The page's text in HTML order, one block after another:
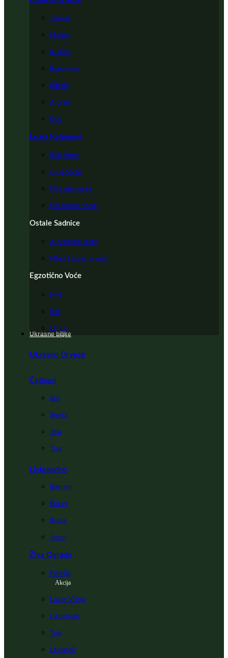
Jagode
Maline
Kupine
Borovnice
Ribizle
Aronija
Dud
Lozni Kalemovi
Bele Sorte
Crne Sorte
Hibridne sorte
Besemene sorte
Ostale Sadnice
Autohtone sorte
Mini i Stubasto voće
Egzotično Voće
Kivi
Nar
Limun
Ukrasne biljke
Ukrasno Drveće
Četinari
Bor
Smrča
Jela
Tisa
Listopadno
Bagrem
Bukva
Breza
Jasen
Živa Ograda
Fotinija
Akcija
Lovor Višnja
Ligustrum
Tuja
Leylandii